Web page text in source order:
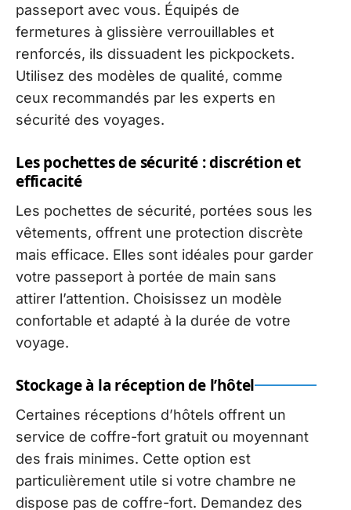
passeport avec vous. Équipés de
fermetures à glissière verrouillables et
renforcés, ils dissuadent les pickpockets.
Utilisez des modèles de qualité, comme
ceux recommandés par les experts en
sécurité des voyages.
Les pochettes de sécurité : discrétion et
efficacité
Les pochettes de sécurité, portées sous les
vêtements, offrent une protection discrète
mais efficace. Elles sont idéales pour garder
votre passeport à portée de main sans
attirer l’attention. Choisissez un modèle
confortable et adapté à la durée de votre
voyage.
Stockage à la réception de l’hôtel
Certaines réceptions d’hôtels offrent un
service de coffre-fort gratuit ou moyennant
des frais minimes. Cette option est
particulièrement utile si votre chambre ne
dispose pas de coffre-fort. Demandez des